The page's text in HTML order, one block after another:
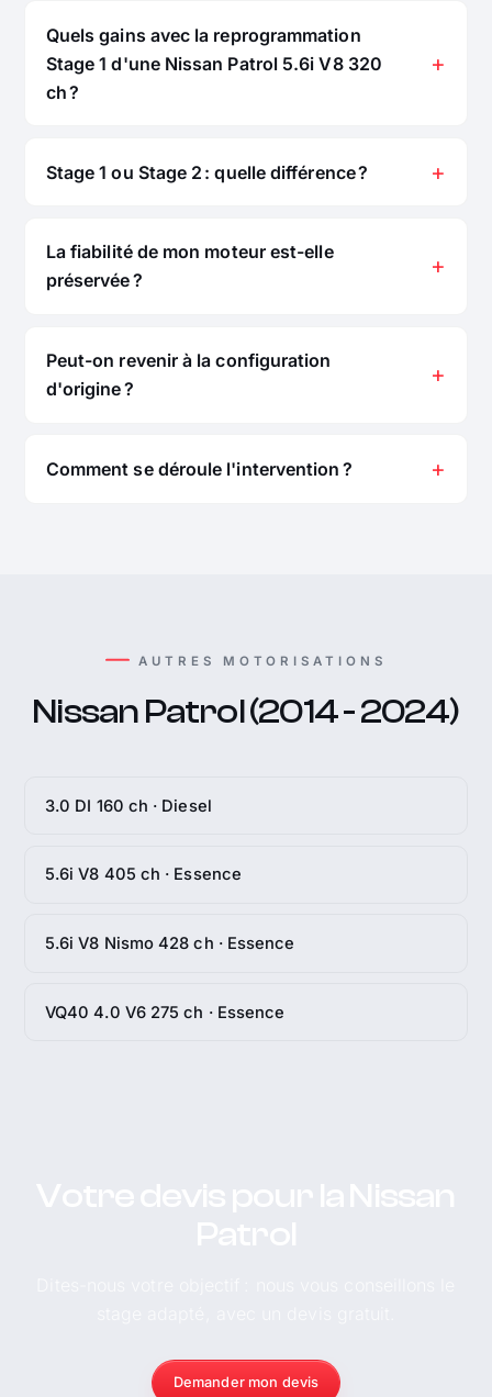
Quels gains avec la reprogrammation
Stage 1 d'une Nissan Patrol 5.6i V8 320
ch ?
Stage 1 ou Stage 2 : quelle différence ?
La fiabilité de mon moteur est-elle
préservée ?
Peut-on revenir à la configuration
d'origine ?
Comment se déroule l'intervention ?
AUTRES MOTORISATIONS
Nissan Patrol (2014 - 2024)
3.0 DI 160 ch · Diesel
5.6i V8 405 ch · Essence
5.6i V8 Nismo 428 ch · Essence
VQ40 4.0 V6 275 ch · Essence
Demander mon devis